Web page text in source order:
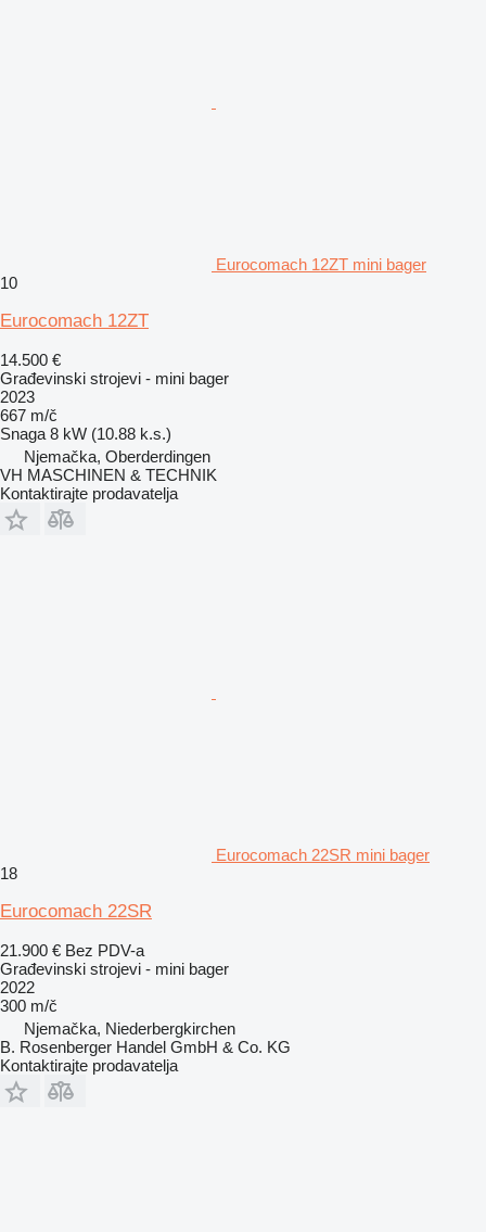
Eurocomach 12ZT mini bager
10
Eurocomach 12ZT
14.500 €
Građevinski strojevi - mini bager
2023
667 m/č
Snaga 8 kW (10.88 k.s.)
Njemačka, Oberderdingen
VH MASCHINEN & TECHNIK
Kontaktirajte prodavatelja
Eurocomach 22SR mini bager
18
Eurocomach 22SR
21.900 € Bez PDV-a
Građevinski strojevi - mini bager
2022
300 m/č
Njemačka, Niederbergkirchen
B. Rosenberger Handel GmbH & Co. KG
Kontaktirajte prodavatelja